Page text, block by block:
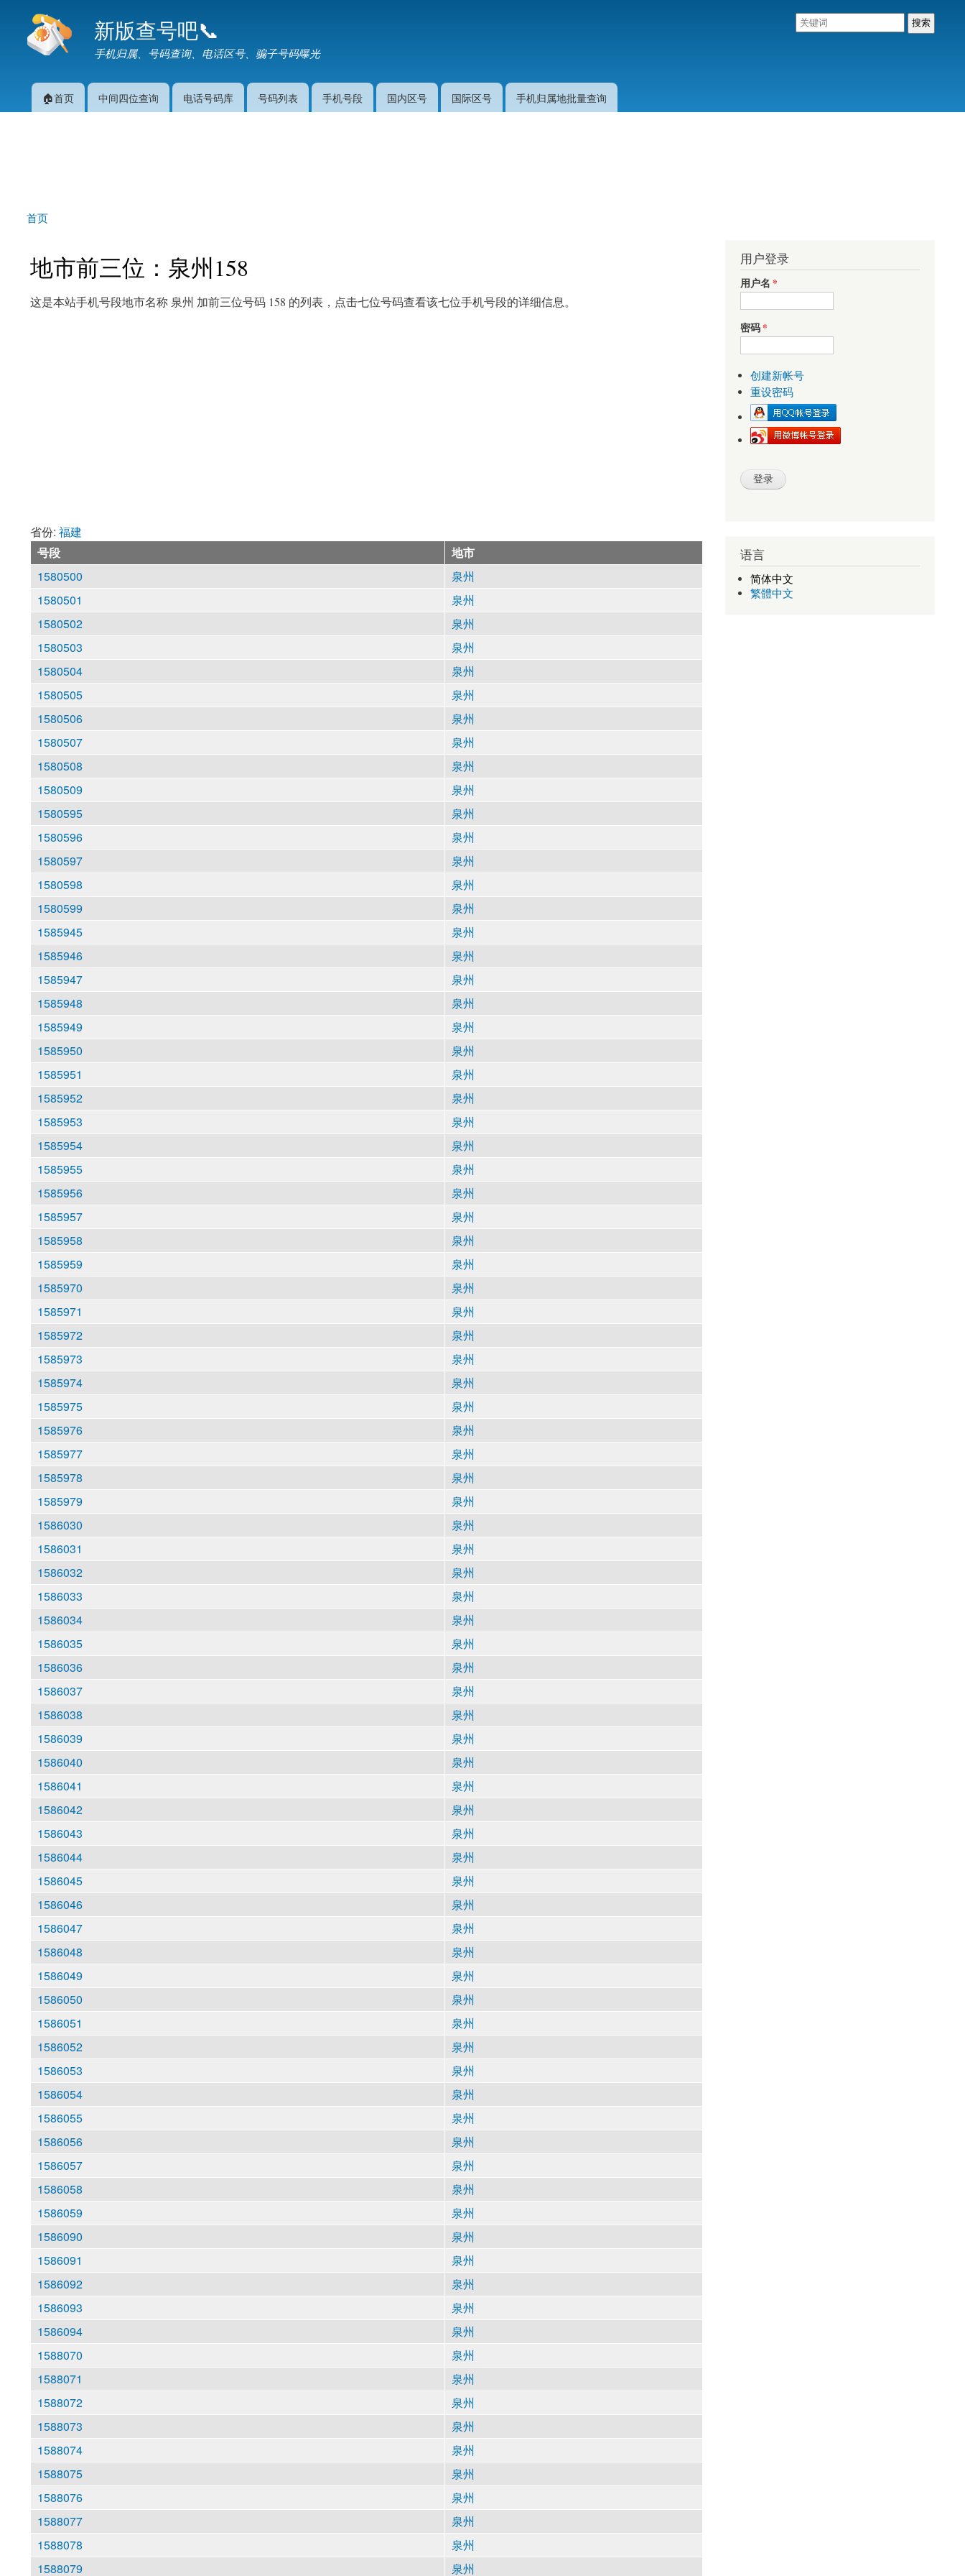
要
新版查号吧📞
手机归属、号码查询、电话区号、骗子号码曝光
主菜单🏠首页 中间四位查询 电话号码库 号码列表 手机号段 国内区号 国际区号 手机归属地批量查询
你在这里
首页
地市前三位：泉州158
这是本站手机号段地市名称 泉州 加前三位号码 158 的列表，点击七位号码查看该七位手机号段的详细信息。
省份: 福建
号段
地市
1580500
泉州
1580501
泉州
1580502
泉州
1580503
泉州
1580504
泉州
1580505
泉州
1580506
泉州
1580507
泉州
1580508
泉州
1580509
泉州
1580595
泉州
1580596
泉州
1580597
泉州
1580598
泉州
1580599
泉州
1585945
泉州
1585946
泉州
1585947
泉州
1585948
泉州
1585949
泉州
1585950
泉州
1585951
泉州
1585952
泉州
1585953
泉州
1585954
泉州
1585955
泉州
1585956
泉州
1585957
泉州
1585958
泉州
1585959
泉州
1585970
泉州
1585971
泉州
1585972
泉州
1585973
泉州
1585974
泉州
1585975
泉州
1585976
泉州
1585977
泉州
1585978
泉州
1585979
泉州
1586030
泉州
1586031
泉州
1586032
泉州
1586033
泉州
1586034
泉州
1586035
泉州
1586036
泉州
1586037
泉州
1586038
泉州
1586039
泉州
1586040
泉州
1586041
泉州
1586042
泉州
1586043
泉州
1586044
泉州
1586045
泉州
1586046
泉州
1586047
泉州
1586048
泉州
1586049
泉州
1586050
泉州
1586051
泉州
1586052
泉州
1586053
泉州
1586054
泉州
1586055
泉州
1586056
泉州
1586057
泉州
1586058
泉州
1586059
泉州
1586090
泉州
1586091
泉州
1586092
泉州
1586093
泉州
1586094
泉州
1588070
泉州
1588071
泉州
1588072
泉州
1588073
泉州
1588074
泉州
1588075
泉州
1588076
泉州
1588077
泉州
1588078
泉州
1588079
泉州
用户登录
用户名 *
密码*
创建新帐号
重设密码
语言
简体中文
繁體中文